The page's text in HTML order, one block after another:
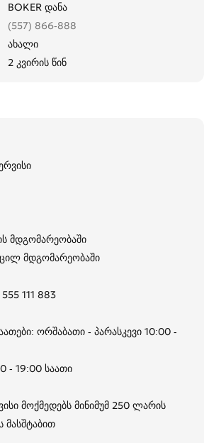
BOKER დანა
(557) 866-888
ახალი
2 კვირის წინ
მდგომარეობაში
მდგომარეობაში
111 883
ორშაბათი - პარასკევი 10:00 -
- 19:00 საათი
მოქმედებს მინიმუმ 250 ლარის
მასშტაბით